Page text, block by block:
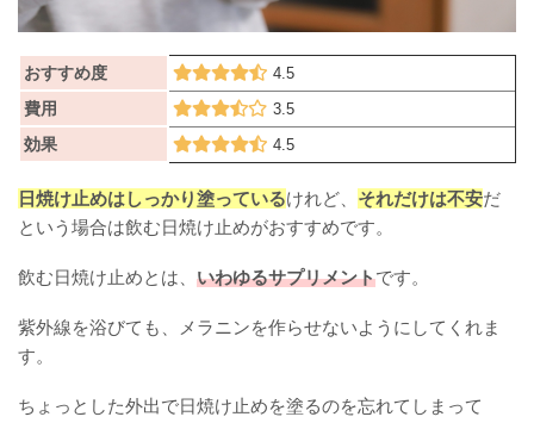
おすすめ度 4.5
費用 3.5
効果 4.5
日焼け止めはしっかり塗っているけれど、 それだけは不安だ
という場合は飲む日焼け止めがおすすめです。
飲む日焼け止めとは、 いわゆるサプリメントです。
紫外線を浴びても、メラニンを作らせないようにしてくれま
す。
ちょっとした外出で日焼け止めを塗るのを忘れてしまって